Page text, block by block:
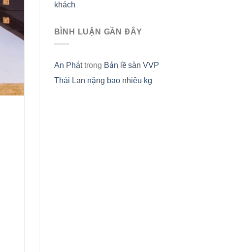
khách
BÌNH LUẬN GẦN ĐÂY
An Pháttrong Bản lề sàn VVP
Thái Lan nặng bao nhiêu kg